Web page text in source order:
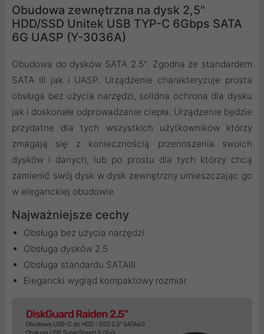
Obudowa zewnętrzna na dysk 2,5"
HDD/SSD Unitek USB TYP-C 6Gbps SATA
6G UASP (Y-3036A)
Obudowa do dysków SATA 2.5". Zgodna ze standardem
SATA III jak i UASP. Urządzenie charakteryzuje prosta
obsługa bez użycia narzędzi, solidna ochrona dla dysku
jak i doskonałe odprowadzanie ciepła. Urządzenie będzie
przydatne dla tych wszystkich użytkowników którzy
zmagają się z koniecznością przenoszenia swoich
dysków i danych, lub po prostu dla tych którzy chcą
zamienić swój dysk w dysk zewnętrzny umieszczając go
w eleganckiej obudowie.
Najważniejsze cechy
Obsługa bez użycia narzędzi
Obsługa dysków 2.5
Obsługa standardu SATAIII
Elegancki wygląd kompaktowy rozmiar